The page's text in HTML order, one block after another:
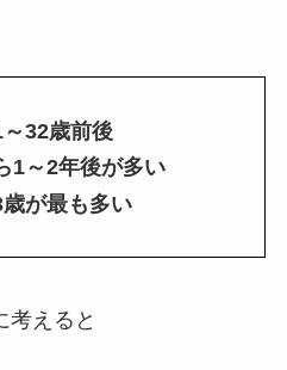
32歳前後
1～2年後が多い
が最も多い
考えると